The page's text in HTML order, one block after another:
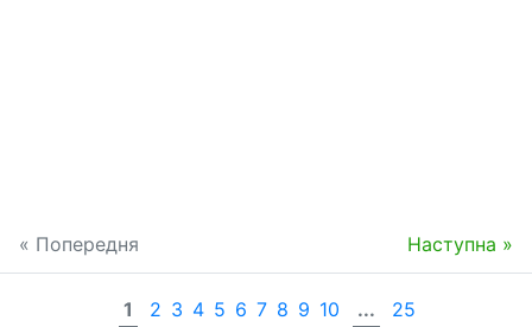
« Попередня Наступна »
1 2 3 4 5 6 7 8 9 10 ... 25